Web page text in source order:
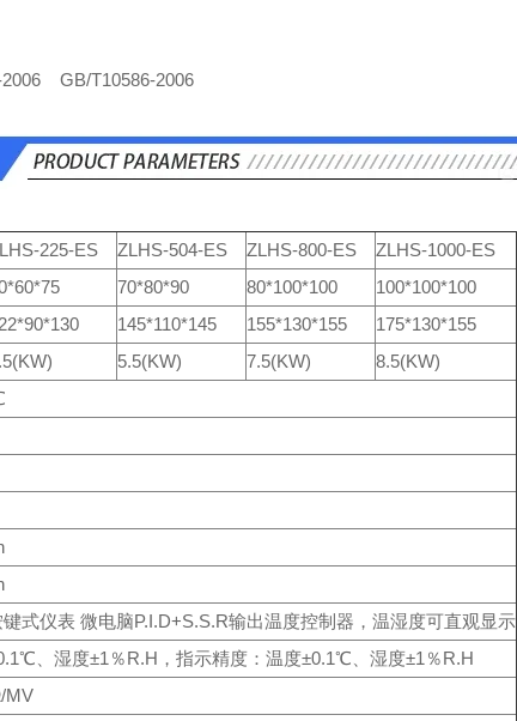
GB/T10586-2006
225-ES ZLHS-504-ES ZLHS-800-ES
ZLHS-1000-ES
70*80*90 80*100*100
100*100*100
145*110*145 155*130*155
175*130*155
5.5(KW) 7.5(KW) 8.5(KW)
式仪表 微电脑P.I.D+S.S.R输出温度控制器，温湿度可直观显示
、湿度±1％R.H，指示精度：温度±0.1℃、湿度±1％R.H
MV